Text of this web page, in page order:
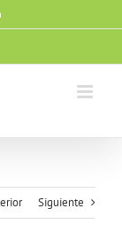
Siguiente